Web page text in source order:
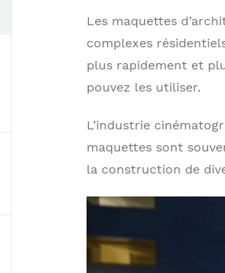
Les maquettes
complexes
plus rapidement et
pouvez les utiliser.
L’industrie
maquettes sont
la construction de